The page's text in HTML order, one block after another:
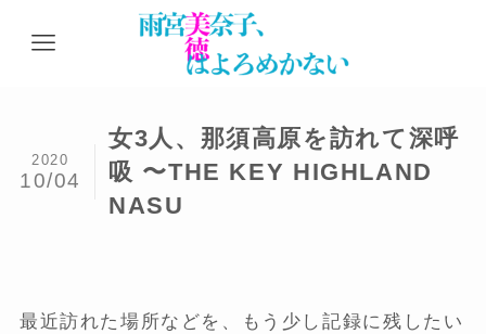
女3人、那須高原を訪れて深呼
吸 〜THE KEY HIGHLAND
NASU
2020
10/04
最近訪れた場所などを、もう少し記録に残したい